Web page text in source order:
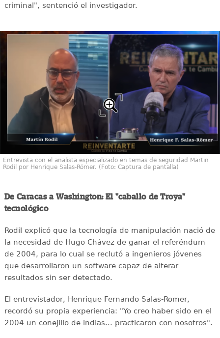
criminal", sentenció el investigador.
Entrevista con el analista especializado en temas de seguridad Martin
Rodil por Henrique Salas-Römer. (Foto: Captura de pantalla)
De Caracas a Washington: El "caballo de Troya"
tecnológico
Rodil explicó que la tecnología de manipulación nació de
la necesidad de Hugo Chávez de ganar el referéndum
de 2004, para lo cual se reclutó a ingenieros jóvenes
que desarrollaron un software capaz de alterar
resultados sin ser detectado.
El entrevistador, Henrique Fernando Salas-Romer,
recordó su propia experiencia: "Yo creo haber sido en el
2004 un conejillo de indias... practicaron con nosotros".